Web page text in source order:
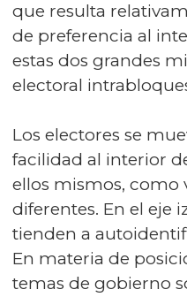
que resulta
de preferencia al
estas dos grandes
electoral
Los electores se
facilidad al interior
ellos mismos, como
diferentes. En el eje
tienden a
En materia de
temas de gobierno